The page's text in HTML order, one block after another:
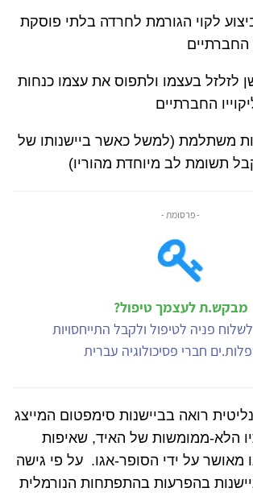
לקוי הגורמת לחרדה בלתי פוסקת
החברתיים
לזלזל בעצמו ולתפוס את עצמו כנחות
החברתיים
משתלמת (למשל כאשר ביישנותו של
תשומת לב מיוחדת מהוריו)
- פרסומת -
מבקש.ת לעצמך טיפול?
פניה לטיפול ולקבל התייחסויות
חברי פסיכולוגיה עברית
רואה בביישנות סימפטום המייצג
הלא-ממומשות של האיד, שאיפות
מאושר על ידי הסופר-אגו. על פי גישה
בהפרעות בהתפתחות הנורמלית